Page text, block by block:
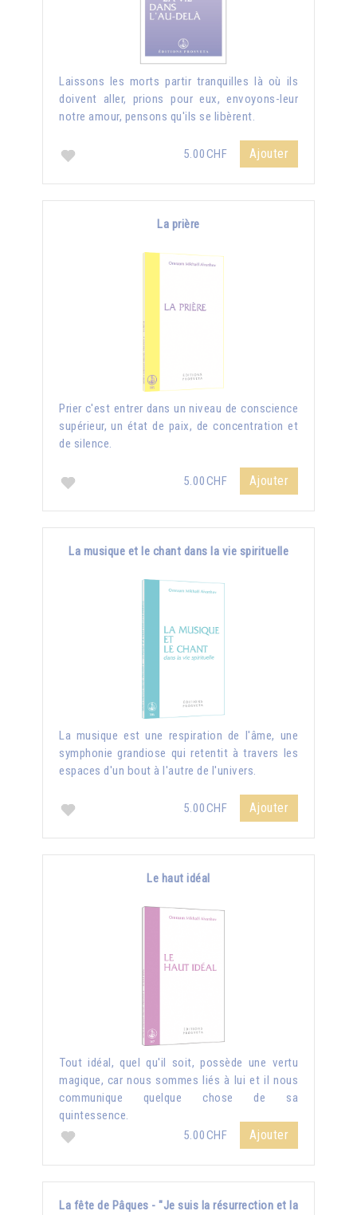
Laissons les morts partir tranquilles là où ils
doivent aller, prions pour eux, envoyons-leur
notre amour, pensons qu'ils se libèrent.
5.00CHF Ajouter
La prière
Prier c'est entrer dans un niveau de conscience
supérieur, un état de paix, de concentration et
de silence.
5.00CHF Ajouter
La musique et le chant dans la vie spirituelle
La musique est une respiration de l'âme, une
symphonie grandiose qui retentit à travers les
espaces d'un bout à l'autre de l'univers.
5.00CHF Ajouter
Le haut idéal
Tout idéal, quel qu'il soit, possède une vertu
magique, car nous sommes liés à lui et il nous
communique quelque chose de sa
quintessence.
5.00CHF
Ajouter
La fête de Pâques - "Je suis la résurrection et la